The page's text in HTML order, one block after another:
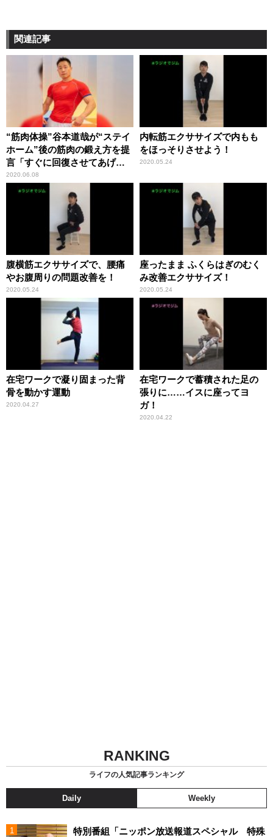
関連記事
“筋肉体操”谷本道哉が“ステイ
ホーム”後の筋肉の鍛え方を提
言「すぐに回復させてあげる
必要があります」
2020.06.08
内転筋エクササイズで内もも
をほっそりさせよう！
2020.05.24
腹横筋エクササイズで、腰痛
やお腹周りの問題改善を！
2020.05.24
座ったまま ふくらはぎのむく
み改善エクササイズ！
2020.05.24
在宅ワークで凝り固まった背
骨を動かす運動
2020.04.27
在宅ワークで蓄積された足の
張りに……イスに座ってヨ
ガ！
2020.04.22
RANKING
ライフの人気記事ランキング
Daily Weekly
特別番組「ニッポン放送報道スペシャル 特殊